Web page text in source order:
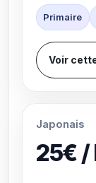
Primaire
Voir
Japonais
25€ /